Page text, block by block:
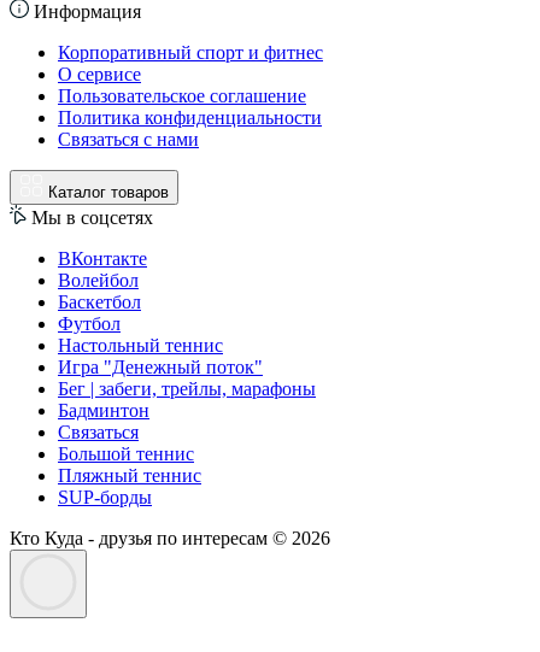
Информация
Корпоративный спорт и фитнес
О сервисе
Пользовательское соглашение
Политика конфиденциальности
Связаться с нами
Каталог товаров
Мы в соцсетях
ВКонтакте
Волейбол
Баскетбол
Футбол
Настольный теннис
Игра "Денежный поток"
Бег | забеги, трейлы, марафоны
Бадминтон
Связаться
Большой теннис
Пляжный теннис
SUP-борды
Кто Куда - друзья по интересам © 2026